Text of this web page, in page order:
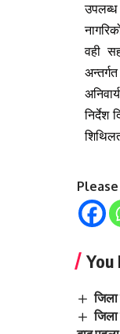
वही
निर्देश
You